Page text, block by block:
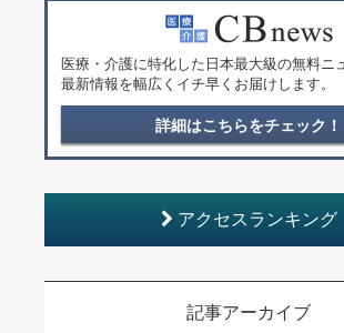
医療・介護に特化した日本最大級の無料ニ
最新情報を幅広くイチ早くお届けします。
詳細はこちらをチェック！
アクセスランキング
記事アーカイブ